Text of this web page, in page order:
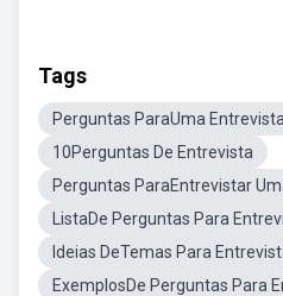
Tags
Perguntas ParaUma Entrevista
10Perguntas De Entrevista
Perguntas ParaEntrevistar
ListaDe Perguntas Para
Ideias DeTemas Para
ExemplosDe Perguntas Para